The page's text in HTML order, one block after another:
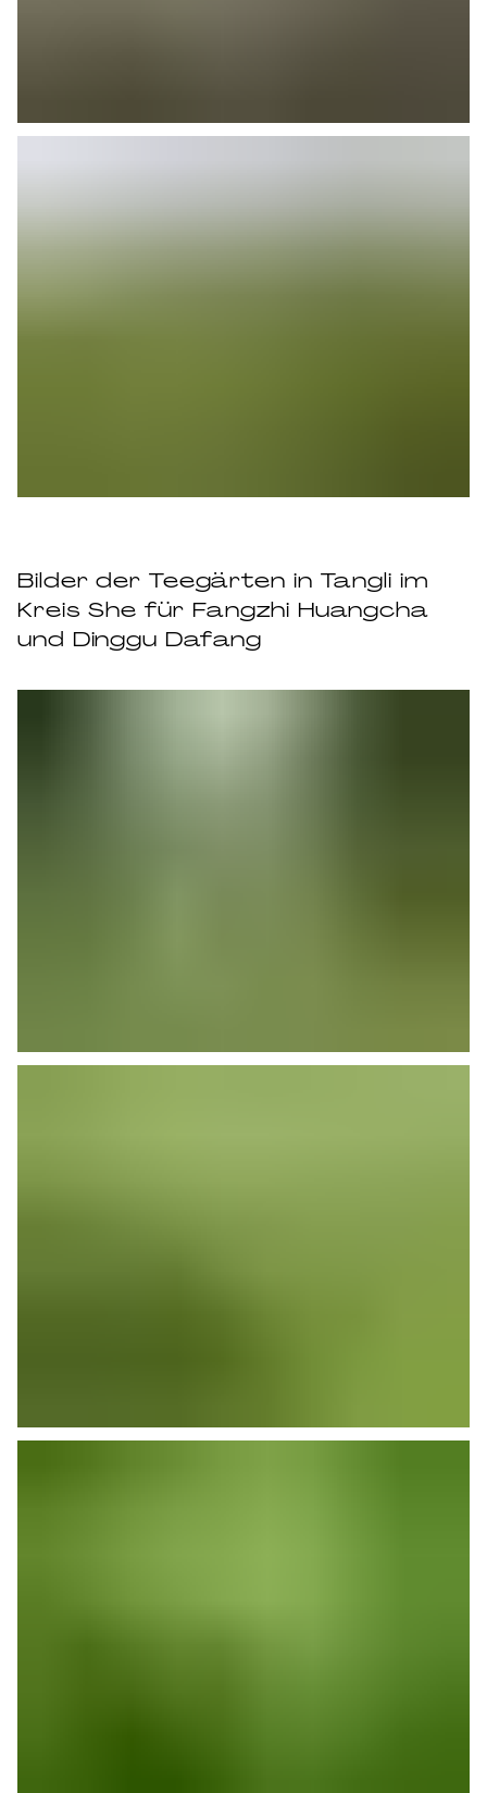
Bilder der Teegärten in Tangli im
Kreis She für Fangzhi Huangcha
und Dinggu Dafang